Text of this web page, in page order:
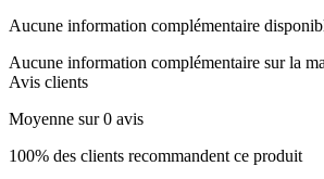
Aucune information complémentaire
Aucune information complémentaire sur la
Avis clients
Moyenne sur 0 avis
100% des clients recommandent ce produit